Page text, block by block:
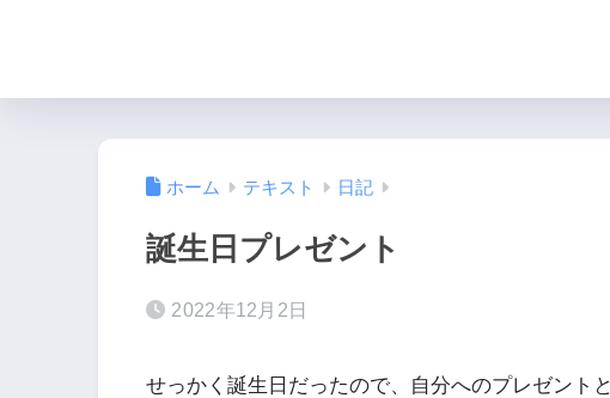
ホーム テキスト 日記
誕生日プレゼント
2022年12月2日
せっかく誕生日だったので、自分へのプレゼント